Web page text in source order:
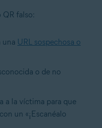
QR falso:
una URL sospechosa o
o de no
a la víctima para que
un «¡Escanéalo